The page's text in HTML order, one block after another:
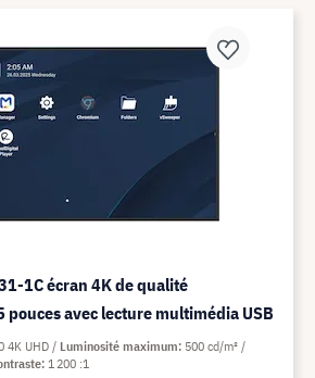
1C écran 4K de qualité
pouces avec lecture multimédia USB
4K UHD Luminosité maximum 500 cd/m²
1 200 :1